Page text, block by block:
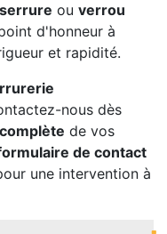
ou verrou
d'honneur à
et rapidité.
nous dès
de vos
de contact
une intervention à